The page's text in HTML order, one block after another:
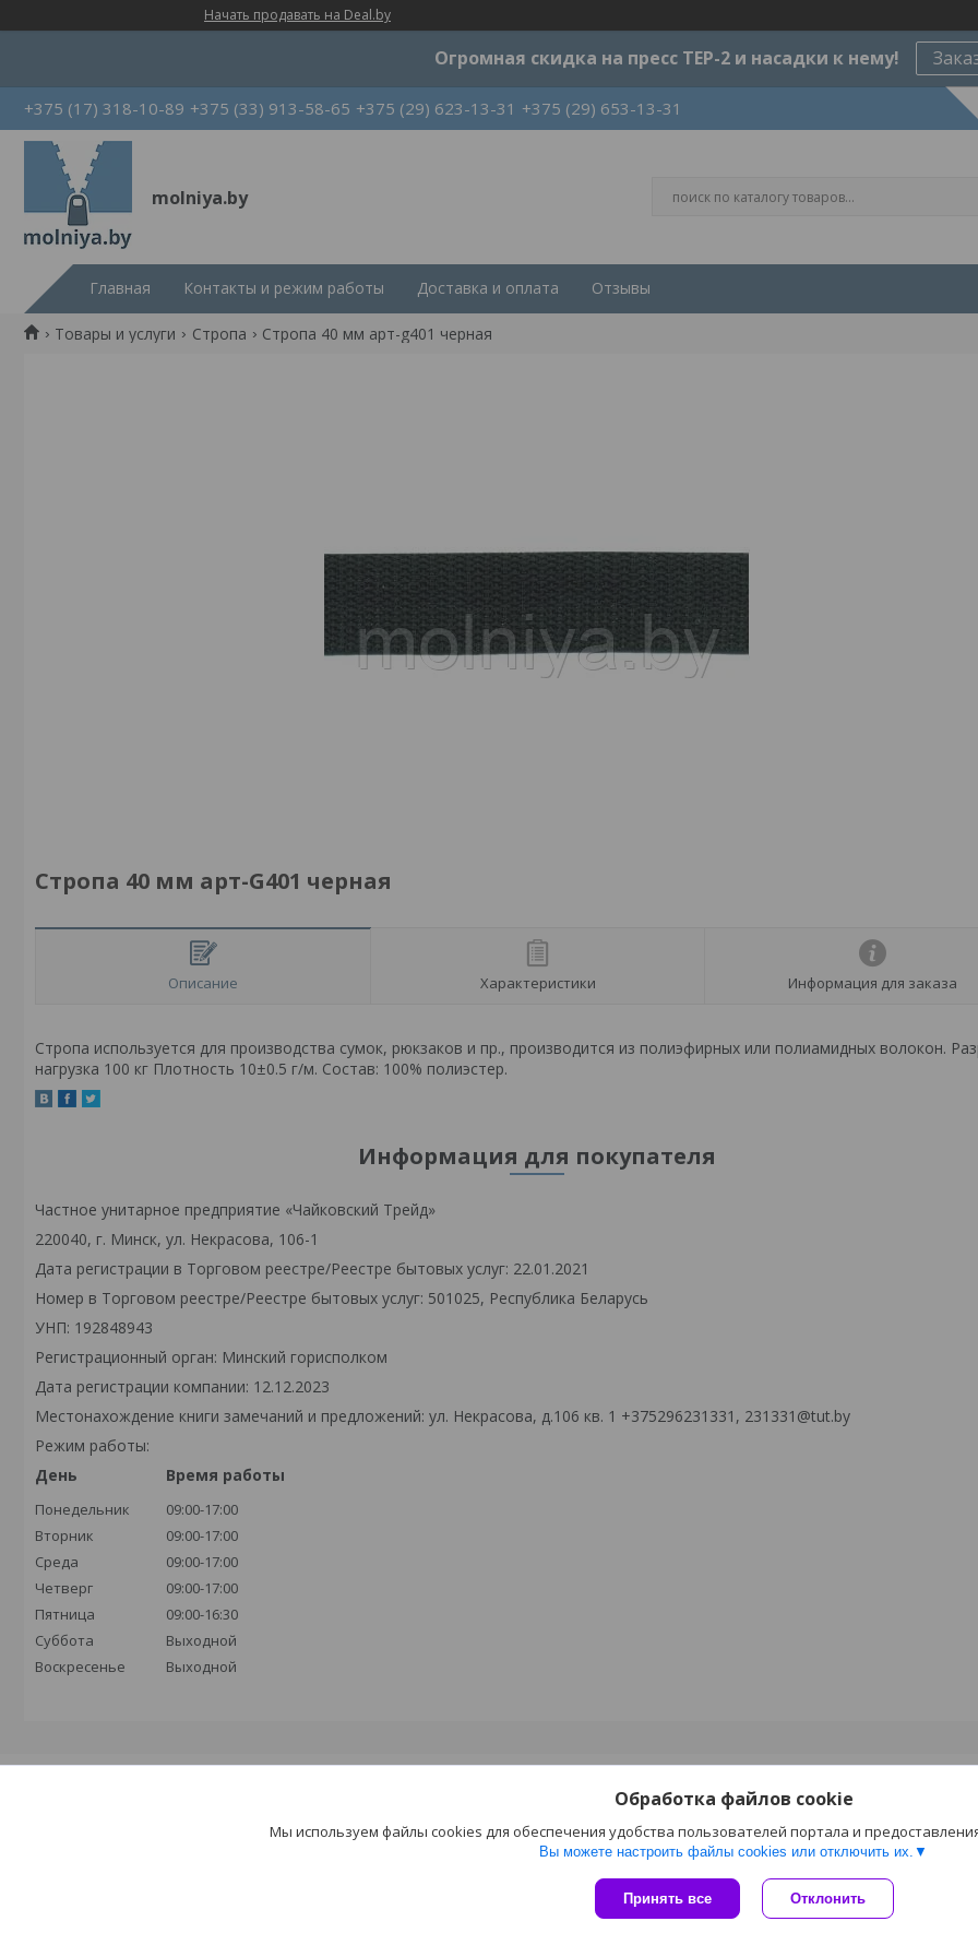
Начать продавать на Deal.by
Огромная скидка на пресс ТЕР-2 и насадки к нему!
+375 (17) 318-10-89 +375 (33) 913-58-65 +375 (29) 623-13-31 +375 (29) 653-13-31
molniya.by
Главная Контакты и режим работы Доставка и оплата Отзывы
Товары и услуги Стропа Стропа 40 мм арт-g401 черная
Стропа 40 мм арт-G401 черная
Описание Характеристики Информация для заказа
Стропа используется для производства сумок, рюкзаков и пр., производится из полиэфирных или полиамидных волокон.
нагрузка 100 кг Плотность 10±0.5 г/м. Состав: 100% полиэстер.
Информация для покупателя
Частное унитарное предприятие «Чайковский Трейд»
220040, г. Минск, ул. Некрасова, 106-1
Дата регистрации в Торговом реестре/Реестре бытовых услуг: 22.01.2021
Номер в Торговом реестре/Реестре бытовых услуг: 501025, Республика Беларусь
УНП: 192848943
Регистрационный орган: Минский горисполком
Дата регистрации компании: 12.12.2023
Местонахождение книги замечаний и предложений: ул. Некрасова, д.106 кв. 1 +375296231331, 231331@tut.by
Режим работы:
День
Время работы
Понедельник
09:00-17:00
Вторник
09:00-17:00
Среда
09:00-17:00
Четверг
09:00-17:00
Пятница
09:00-16:30
Суббота
Выходной
Воскресенье
Выходной
Сайт создан на платформе Deal.by
Политика обработки файлов cookies
Обработка файлов cookie
Мы используем файлы cookies для обеспечения удобства пользователей портала и
Вы можете настроить файлы cookies или отключить их.
Принять все Отклонить